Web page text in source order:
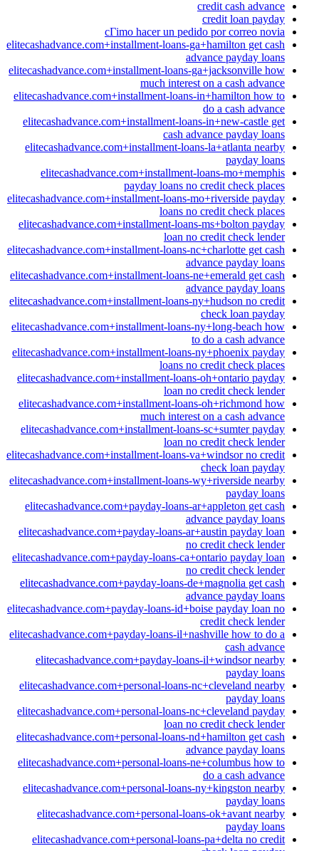
credit cash advance
credit loan payday
cГіmo hacer un pedido por correo novia
elitecashadvance.com+installment-loans-ga+hamilton get cash
advance payday loans
elitecashadvance.com+installment-loans-ga+jacksonville how
much interest on a cash advance
elitecashadvance.com+installment-loans-in+hamilton how to
do a cash advance
elitecashadvance.com+installment-loans-in+new-castle get
cash advance payday loans
elitecashadvance.com+installment-loans-la+atlanta nearby
payday loans
elitecashadvance.com+installment-loans-mo+memphis
payday loans no credit check places
elitecashadvance.com+installment-loans-mo+riverside payday
loans no credit check places
elitecashadvance.com+installment-loans-ms+bolton payday
loan no credit check lender
elitecashadvance.com+installment-loans-nc+charlotte get cash
advance payday loans
elitecashadvance.com+installment-loans-ne+emerald get cash
advance payday loans
elitecashadvance.com+installment-loans-ny+hudson no credit
check loan payday
elitecashadvance.com+installment-loans-ny+long-beach how
to do a cash advance
elitecashadvance.com+installment-loans-ny+phoenix payday
loans no credit check places
elitecashadvance.com+installment-loans-oh+ontario payday
loan no credit check lender
elitecashadvance.com+installment-loans-oh+richmond how
much interest on a cash advance
elitecashadvance.com+installment-loans-sc+sumter payday
loan no credit check lender
elitecashadvance.com+installment-loans-va+windsor no credit
check loan payday
elitecashadvance.com+installment-loans-wy+riverside nearby
payday loans
elitecashadvance.com+payday-loans-ar+appleton get cash
advance payday loans
elitecashadvance.com+payday-loans-ar+austin payday loan
no credit check lender
elitecashadvance.com+payday-loans-ca+ontario payday loan
no credit check lender
elitecashadvance.com+payday-loans-de+magnolia get cash
advance payday loans
elitecashadvance.com+payday-loans-id+boise payday loan no
credit check lender
elitecashadvance.com+payday-loans-il+nashville how to do a
cash advance
elitecashadvance.com+payday-loans-il+windsor nearby
payday loans
elitecashadvance.com+personal-loans-nc+cleveland nearby
payday loans
elitecashadvance.com+personal-loans-nc+cleveland payday
loan no credit check lender
elitecashadvance.com+personal-loans-nd+hamilton get cash
advance payday loans
elitecashadvance.com+personal-loans-ne+columbus how to
do a cash advance
elitecashadvance.com+personal-loans-ny+kingston nearby
payday loans
elitecashadvance.com+personal-loans-ok+avant nearby
payday loans
elitecashadvance.com+personal-loans-pa+delta no credit